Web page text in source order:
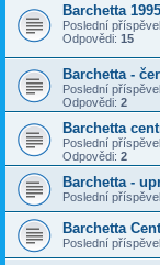
Barchetta
Poslední
Odpovědi: 15
Barchetta -
Poslední
Odpovědi: 2
Barchetta
Poslední
Odpovědi: 2
Barchetta -
Poslední
Barchetta
Poslední